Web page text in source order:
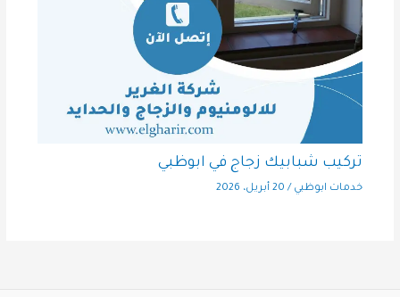
تركيب شبابيك زجاج في ابوظبي
خدمات ابوظبي / 20 أبريل، 2026